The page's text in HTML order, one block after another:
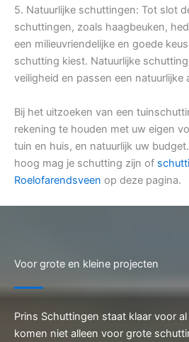
5. Natuurlijke schuttingen: Tot slot
schuttingen, zoals haagbeuken,
een milieuvriendelijke en goede
schutting kiest. Natuurlijke
veiligheid en passen een natuurlijke
Bij het uitzoeken van een
rekening te houden met uw eigen
tuin en huis, en natuurlijk uw
hoog mag je schutting zijn of
Roelofarendsveen op deze pagina.
Voor grote en kleine projecten
Prins Schuttingen staat klaar voor
komen niet alleen voor grote